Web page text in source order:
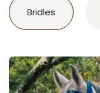
Bridles